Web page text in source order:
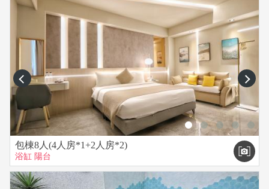
水池把沙子沖洗掉。
18.帶訪客進入本館1人酌收500元清潔費，過晚上12點算過夜，
過夜1人酌收1000元。
19.若要使用switch2，麻煩訂房前先告知，使用需額外押5000元
押金。
匯款前請詳細了解：
1. 訂房於下訂後保留三日預定，請於下訂日三日內完成匯款房
費30%訂金，收到匯款後將會保留預定，請入住當天攜帶身分
證件辦理入住。
prev next
包棟8人(4人房*1+2人房*2)
浴缸 陽台